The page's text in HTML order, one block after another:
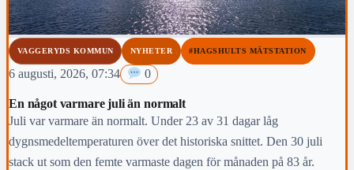
VAGGERYDS KOMMUN NYHETER #HAGSHULTS MÄTSTATION
6 augusti, 2026, 07:34 0
En något varmare juli än normalt
Juli var varmare än normalt. Under 23 av 31 dagar låg
dygnsmedeltemperaturen över det historiska snittet. Den 30 juli
stack ut som den femte varmaste dagen för månaden på 83 år.